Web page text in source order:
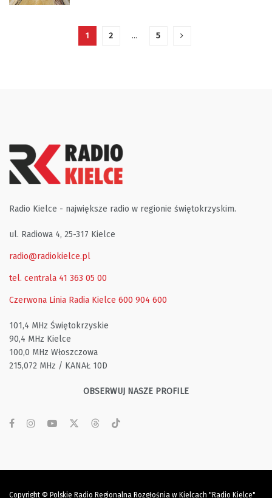
1 2 … 5
Radio Kielce - największe radio w regionie świętokrzyskim.
ul. Radiowa 4, 25-317 Kielce
radio@radiokielce.pl
tel. centrala 41 363 05 00
Czerwona Linia Radia Kielce 600 904 600
101,4 MHz Świętokrzyskie
90,4 MHz Kielce
100,0 MHz Włoszczowa
215,072 MHz / KANAŁ 10D
OBSERWUJ NASZE PROFILE
Copyright © Polskie Radio Regionalna Rozgłośnia w Kielcach "Radio Kielce"